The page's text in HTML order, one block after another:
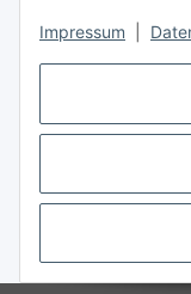
Impressum
Gesetzliche